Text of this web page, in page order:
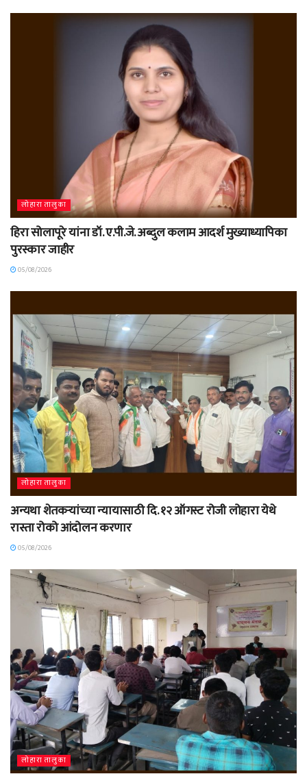
लोहारा तालुका
हिरा सोलापूरे यांना डॉ. ए.पी.जे. अब्दुल कलाम आदर्श मुख्याध्यापिका
पुरस्कार जाहीर
05/08/2026
लोहारा तालुका
अन्यथा शेतकऱ्यांच्या न्यायासाठी दि. १२ ऑगस्ट रोजी लोहारा येथे
रास्ता रोको आंदोलन करणार
05/08/2026
लोहारा तालुका